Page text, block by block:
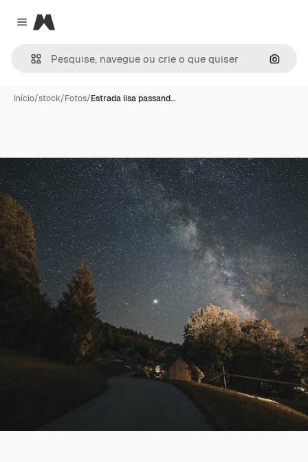
Close menu
Magnific
Início/stock/Fotos/Estrada lisa passand…